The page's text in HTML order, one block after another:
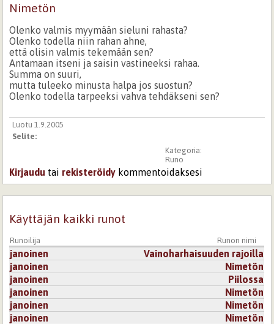
Nimetön
Olenko valmis myymään sieluni rahasta?
Olenko todella niin rahan ahne,
että olisin valmis tekemään sen?
Antamaan itseni ja saisin vastineeksi rahaa.
Summa on suuri,
mutta tuleeko minusta halpa jos suostun?
Olenko todella tarpeeksi vahva tehdäkseni sen?
Luotu 1.9.2005
Selite:
Kategoria:
Runo
Kirjaudu tai rekisteröidy kommentoidaksesi
Käyttäjän kaikki runot
Runoilija Runon nimi
janoinen
Vainoharhaisuuden rajoilla
janoinen
Nimetön
janoinen
Piilossa
janoinen
Nimetön
janoinen
Nimetön
janoinen
Nimetön